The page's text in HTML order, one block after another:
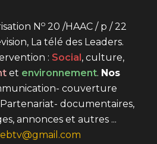
No20 /HAAC / p / 22
La télé des Leaders.
: Social , culture,
et environnement. Nos
couverture
documentaires,
annonces et autres ...